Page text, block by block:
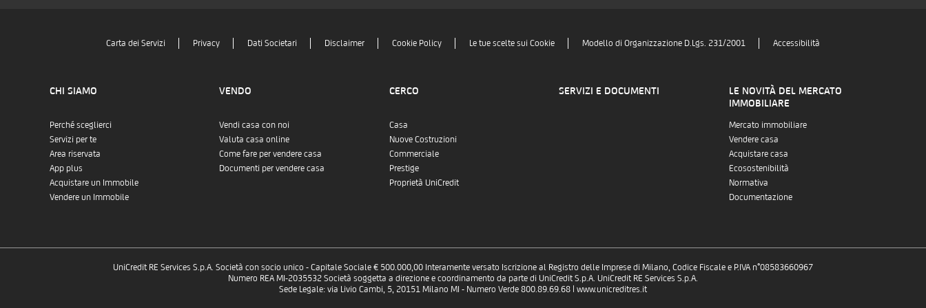
Carta dei Servizi Privacy Dati Societari Disclaimer Cookie Policy Le tue scelte sui Cookie Modello di Organizzazione D.Lgs. 231/2001 Accessibilità
CHI SIAMO
Perché sceglierci
Servizi per te
Area riservata
App plus
Acquistare un Immobile
Vendere un Immobile
VENDO
Vendi casa con noi
Valuta casa online
Come fare per vendere casa
Documenti per vendere casa
CERCO
Casa
Nuove Costruzioni
Commerciale
Prestige
Proprietà UniCredit
SERVIZI E DOCUMENTI
LE NOVITÀ DEL MERCATO
IMMOBILIARE
Mercato immobiliare
Vendere casa
Acquistare casa
Ecosostenibilità
Normativa
Documentazione
UniCredit RE Services S.p.A. Società con socio unico - Capitale Sociale € 500.000,00 Interamente versato Iscrizione al Registro delle Imprese di Milano, Codice Fiscale e P.IVA n°08583660967
Numero REA MI-2035532 Società soggetta a direzione e coordinamento da parte di UniCredit S.p.A. UniCredit RE Services S.p.A.
Sede Legale: via Livio Cambi, 5, 20151 Milano MI - Numero Verde 800.89.69.68 | www.unicreditres.it